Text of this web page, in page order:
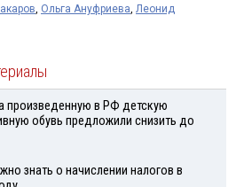
, Ольга Ануфриева, Леонид
произведенную в РФ детскую
обувь предложили снизить до
знать о начислении налогов в